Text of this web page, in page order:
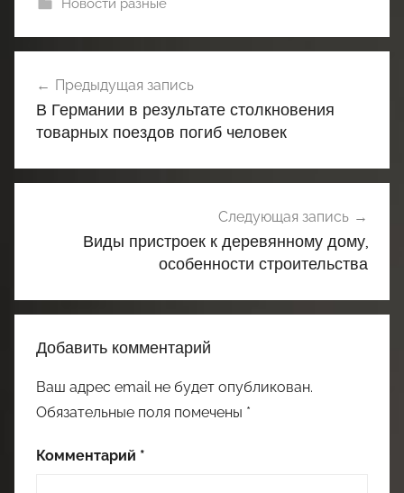
Новости разные
по
записям
Предыдущая запись
В Германии в результате столкновения
товарных поездов погиб человек
Следующая запись
Виды пристроек к деревянному дому,
особенности строительства
Добавить комментарий
Ваш адрес email не будет опубликован.
Обязательные поля помечены *
Комментарий *